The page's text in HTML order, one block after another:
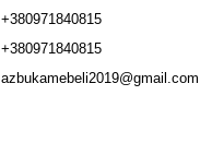
+380971840815
+380971840815
azbukamebeli2019@gmail.com